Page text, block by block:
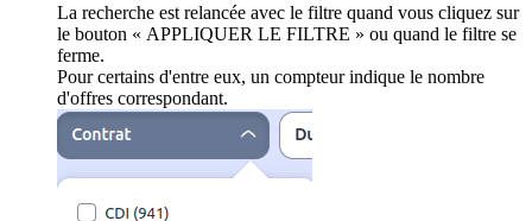
La recherche est relancée avec le filtre quand vous cliquez sur
le bouton « APPLIQUER LE FILTRE » ou quand le filtre se
ferme.
Pour certains d'entre eux, un compteur indique le nombre
d'offres correspondant.